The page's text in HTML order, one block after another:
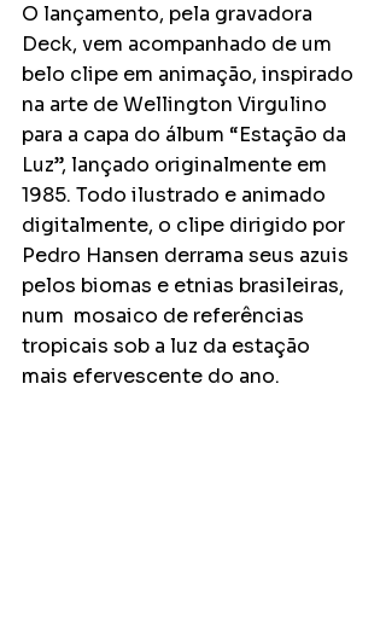
O lançamento, pela gravadora
Deck, vem acompanhado de um
belo clipe em animação, inspirado
na arte de Wellington Virgulino
para a capa do álbum “Estação da
Luz”, lançado originalmente em
1985. Todo ilustrado e animado
digitalmente, o clipe dirigido por
Pedro Hansen derrama seus azuis
pelos biomas e etnias brasileiras,
num  mosaico de referências
tropicais sob a luz da estação
mais efervescente do ano.